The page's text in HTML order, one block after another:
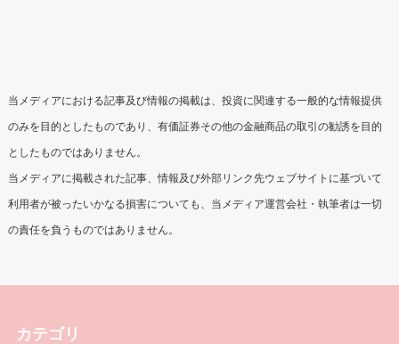
当メディアにおける記事及び情報の掲載は、投資に関連する一般的な情報提供
のみを目的としたものであり、有価証券その他の金融商品の取引の勧誘を目的
としたものではありません。
当メディアに掲載された記事、情報及び外部リンク先ウェブサイトに基づいて
利用者が被ったいかなる損害についても、当メディア運営会社・執筆者は一切
の責任を負うものではありません。
カテゴリ